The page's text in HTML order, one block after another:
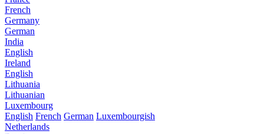
French
Germany
German
India
English
Ireland
English
Lithuania
Lithuanian
Luxembourg
English French German Luxembourgish
Netherlands